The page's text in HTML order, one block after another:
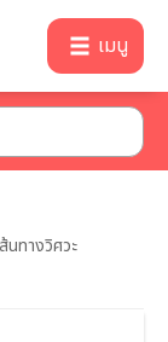
เมนู
ทางวิศวะ